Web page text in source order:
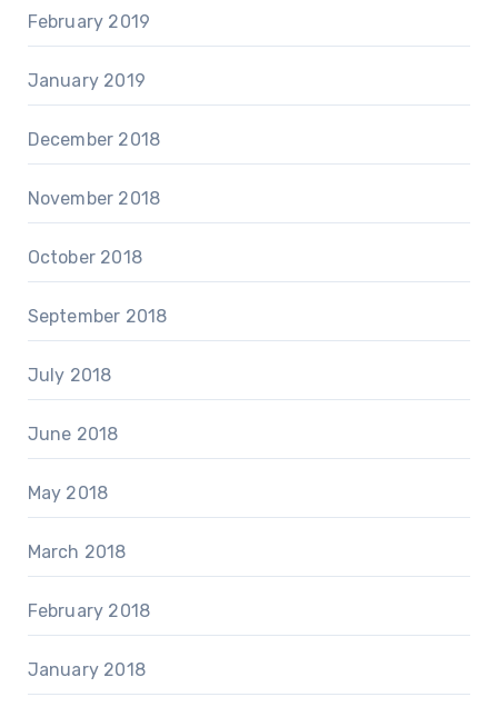
February 2019
January 2019
December 2018
November 2018
October 2018
September 2018
July 2018
June 2018
May 2018
March 2018
February 2018
January 2018